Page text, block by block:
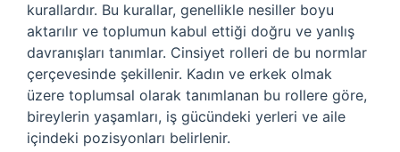
kurallardır. Bu kurallar, genellikle nesiller boyu
aktarılır ve toplumun kabul ettiği doğru ve yanlış
davranışları tanımlar. Cinsiyet rolleri de bu normlar
çerçevesinde şekillenir. Kadın ve erkek olmak
üzere toplumsal olarak tanımlanan bu rollere göre,
bireylerin yaşamları, iş gücündeki yerleri ve aile
içindeki pozisyonları belirlenir.